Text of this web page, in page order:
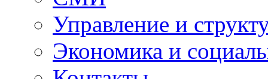
Управление и
Экономика и